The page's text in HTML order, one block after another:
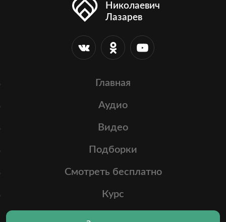
Николаевич
Лазарев
Главная
Аудио
Видео
Подборки
Смотреть бесплатно
Курс